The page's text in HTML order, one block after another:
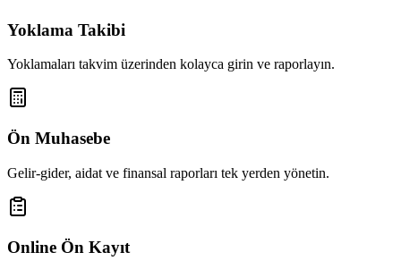
Yoklama Takibi
Yoklamaları takvim üzerinden kolayca girin ve raporlayın.
Ön Muhasebe
Gelir-gider, aidat ve finansal raporları tek yerden yönetin.
Online Ön Kayıt